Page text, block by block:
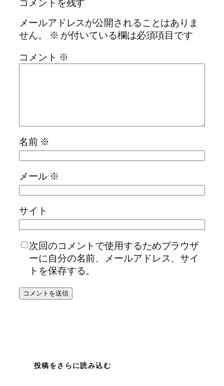
メールアドレスが公開されることはありま
せん。
※ が付いている欄は必須項目です
コメント ※
名前 ※
メール ※
サイト
次回のコメントで使用するためブラウザ
ーに自分の名前、メールアドレス、サイ
トを保存する。
投稿をさらに読み込む